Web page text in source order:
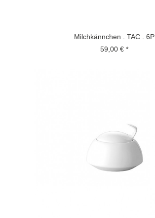
Milchkännchen . TAC . 6P
59,00 € *